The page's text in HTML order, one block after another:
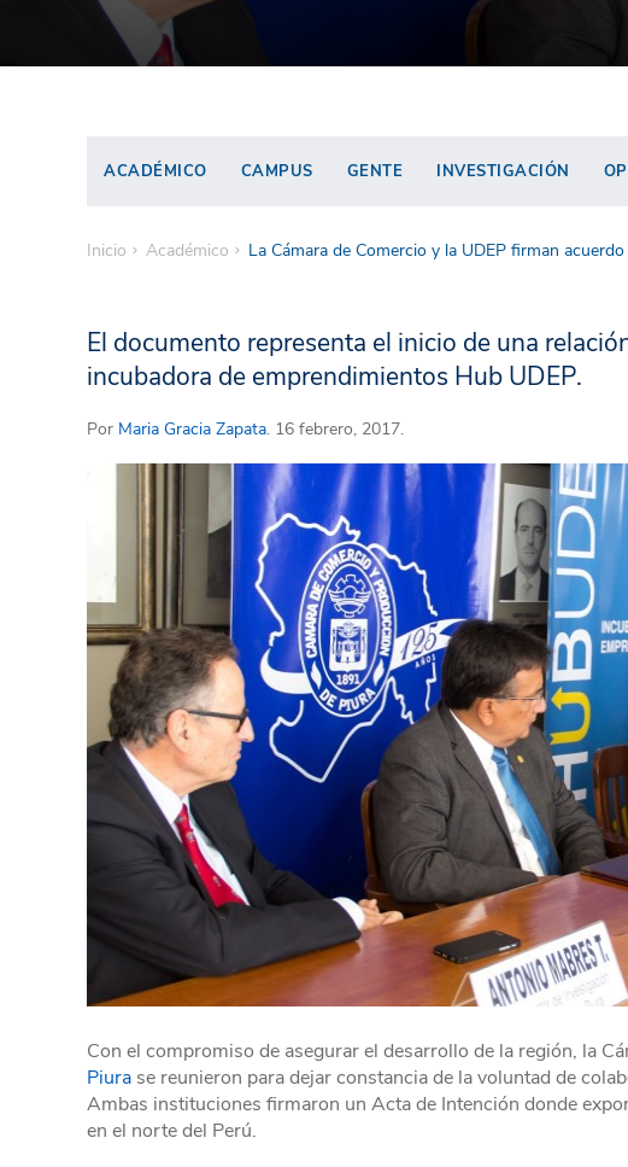
ACADÉMICO CAMPUS GENTE INVESTIGACIÓN
Inicio Académico La Cámara de Comercio y la UDEP firman
El documento representa el inicio de una
incubadora de emprendimientos Hub UDEP.
Por Maria Gracia Zapata. 16 febrero, 2017.
Con el compromiso de asegurar el desarrollo de la región, la
Piura se reunieron para dejar constancia de la voluntad de
Ambas instituciones firmaron un Acta de Intención donde
en el norte del Perú.